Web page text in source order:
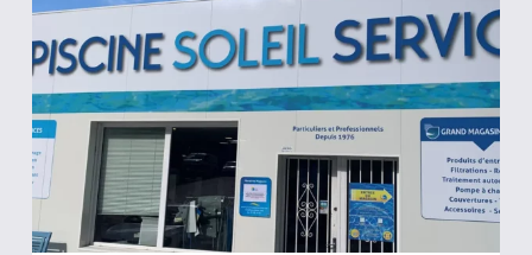
Piscine
Soleil
Service
Nice